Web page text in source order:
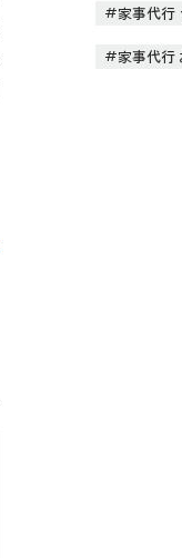
家事代行
家事代行